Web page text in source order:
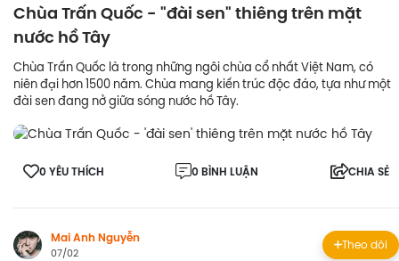
Chùa Trấn Quốc - "đài sen" thiêng trên mặt
nước hồ Tây
Chùa Trấn Quốc là trong những ngôi chùa cổ nhất Việt Nam, có
niên đại hơn 1500 năm. Chùa mang kiến trúc độc đáo, tựa như một
đài sen đang nở giữa sóng nước hồ Tây.
0 YÊU THÍCH 0 BÌNH LUẬN CHIA SẺ
Mai Anh Nguyễn
07/02
Theo dõi